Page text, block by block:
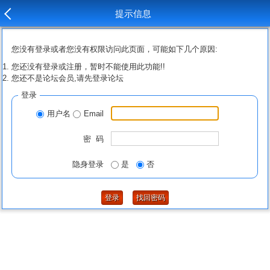
提示信息
您没有登录或者您没有权限访问此页面，可能如下几个原因:
您还没有登录或注册，暂时不能使用此功能!!
您还不是论坛会员,请先登录论坛
登录
用户名 Email
密 码
隐身登录 是 否